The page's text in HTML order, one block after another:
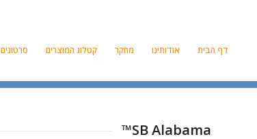
דף הבית אודותינו מחקר קטלוג המוצרים סרטונים
SB Alabama™